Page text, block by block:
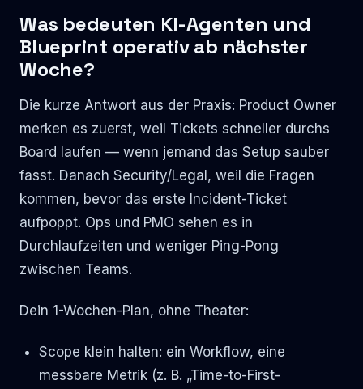
Was bedeuten KI-Agenten und
Blueprint operativ ab nächster
Woche?
Die kurze Antwort aus der Praxis: Product Owner
merken es zuerst, weil Tickets schneller durchs
Board laufen — wenn jemand das Setup sauber
fasst. Danach Security/Legal, weil die Fragen
kommen, bevor das erste Incident-Ticket
aufpoppt. Ops und PMO sehen es in
Durchlaufzeiten und weniger Ping-Pong
zwischen Teams.
Dein 1-Wochen-Plan, ohne Theater:
Scope klein halten: ein Workflow, eine
messbare Metrik (z. B. „Time-to-First-